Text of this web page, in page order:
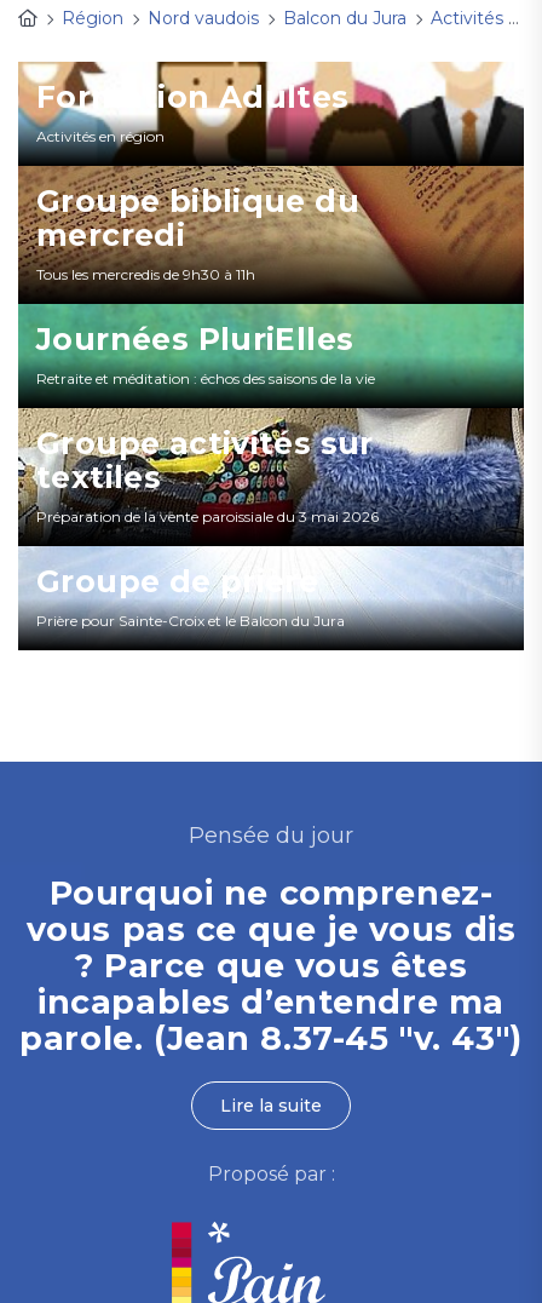
Région
Nord vaudois Balcon du Jura Activités
Formation Adultes
Activités en région
Groupe biblique du
mercredi
Tous les mercredis de 9h30 à 11h
Journées PluriElles
Retraite et méditation : échos des saisons de la vie
Groupe activités sur
textiles
Préparation de la vente paroissiale du 3 mai 2026
Groupe de prière
Prière pour Sainte-Croix et le Balcon du Jura
Pensée du jour
Pourquoi ne comprenez-
vous pas ce que je vous dis
? Parce que vous êtes
incapables d’entendre ma
parole. (Jean 8.37-45 "v. 43")
Lire la suite
Proposé par :